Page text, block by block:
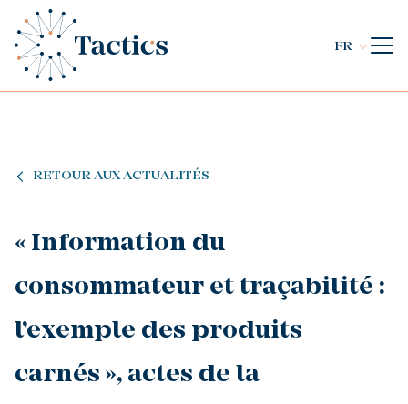
FR
RETOUR AUX ACTUALITÉS
« Information du
consommateur et traçabilité :
l’exemple des produits
carnés », actes de la